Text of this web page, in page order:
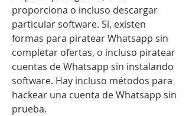
proporciona o incluso descargar
particular software. Sí, existen
formas para piratear Whatsapp sin
completar ofertas, o incluso piratear
cuentas de Whatsapp sin instalando
software. Hay incluso métodos para
hackear una cuenta de Whatsapp sin
prueba.